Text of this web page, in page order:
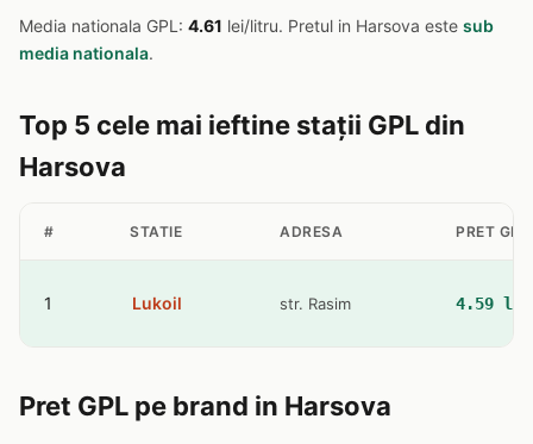
Media nationala GPL: 4.61 lei/litru. Pretul in Harsova este sub
media nationala.
Top 5 cele mai ieftine stații GPL din
Harsova
# STATIE ADRESA PRET GPL
1 Lukoil str. Rasim 4.59 lei
Pret GPL pe brand in Harsova